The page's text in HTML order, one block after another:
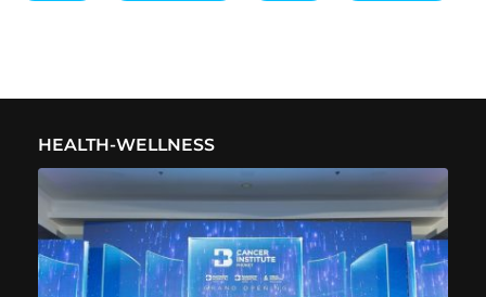
HEALTH-WELLNESS